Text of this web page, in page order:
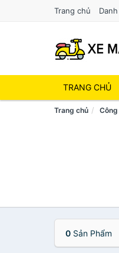
Trang chủ
TRANG CHỦ
Trang chủ
0 Sản Phẩm